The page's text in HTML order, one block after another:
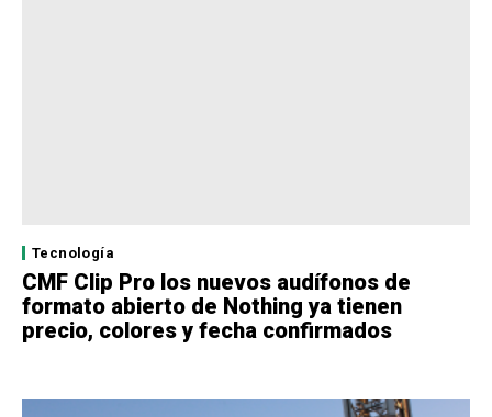
Tecnología
CMF Clip Pro los nuevos audífonos de
formato abierto de Nothing ya tienen
precio, colores y fecha confirmados